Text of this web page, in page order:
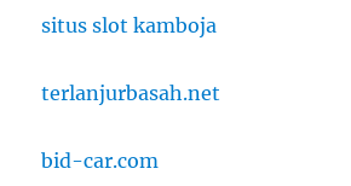
situs slot kamboja
terlanjurbasah.net
bid-car.com